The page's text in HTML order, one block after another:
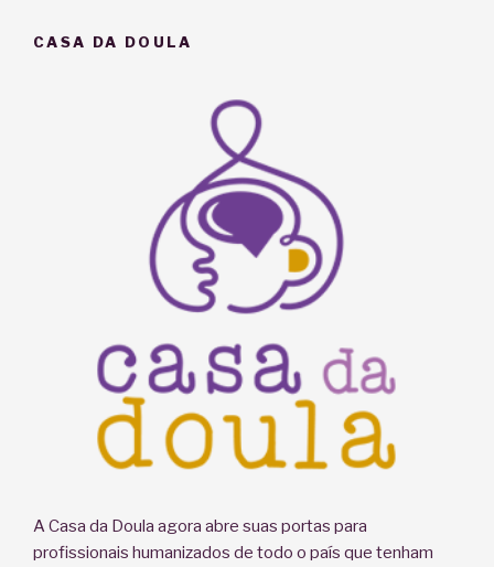
Manual
Sobrevivência”
CASA DA DOULA
A Casa da Doula agora abre suas portas para
profissionais humanizados de todo o país que tenham